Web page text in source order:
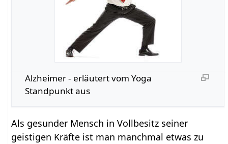
Alzheimer - erläutert vom Yoga
Standpunkt aus
Als gesunder Mensch in Vollbesitz seiner
geistigen Kräfte ist man manchmal etwas zu